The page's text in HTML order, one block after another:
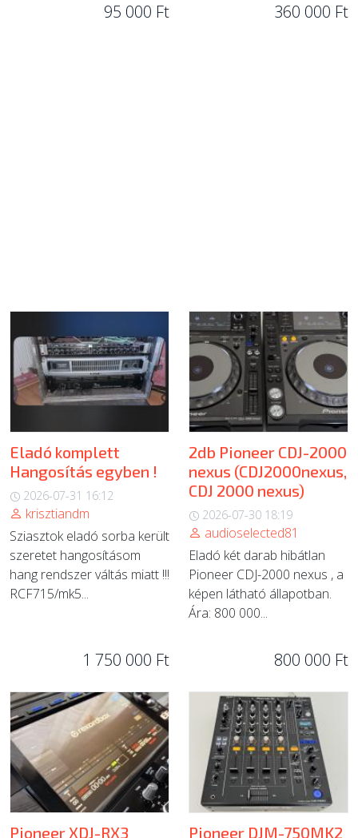
95 000 Ft 360 000 Ft
Eladó komplett
Hangosítás egyben !
2026-07-31 16:12
krisztiandm
Sziasztok eladó sorba került
szeretet hangosításom
hang rendszer váltás miatt !!!
RCF715/mk5...
1 750 000 Ft
2db Pioneer CDJ-2000
nexus (CDJ2000nexus,
CDJ 2000 nexus)
2026-07-30 18:19
audioselected81
Eladó két darab hibátlan
Pioneer CDJ-2000 nexus , a
képen látható állapotban.
Ára: 800 000...
800 000 Ft
Pioneer XDJ-RX3 Pioneer DJM-750MK2